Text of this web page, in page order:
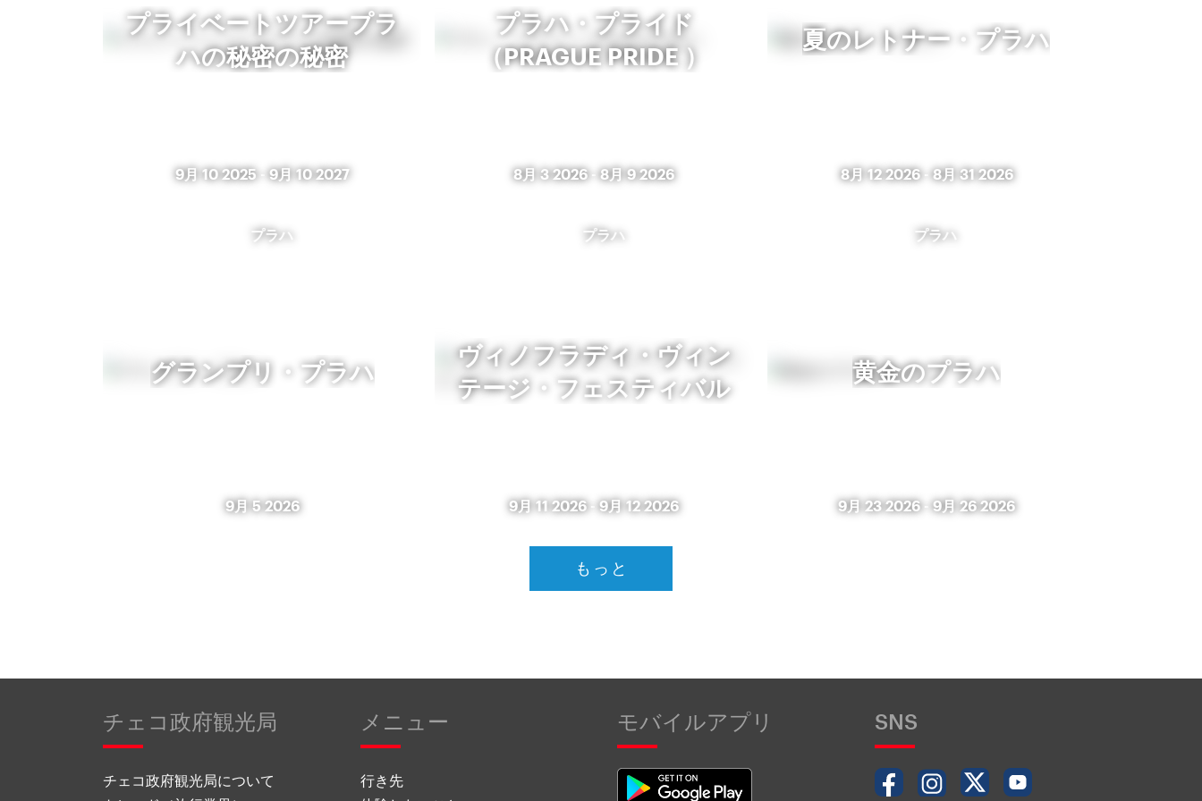
プライベートツアープラ
ハの秘密の秘密
9月 10 2025 9月 10 2027
プラハ・プライド
（PRAGUE PRIDE ）
8月 3 2026 -8月 9 2026
夏のレトナー・プラハ
8月 12 2026- 8月 31 2026
プラハ
グランプリ・プラハ
9月 5 2026
プラハ
ヴィノフラディ・ヴィン
テージ・フェスティバル
9月 11 2026 9月 12 2026
プラハ
黄金のプラハ
9月 23 2026- 9月 26 2026
もっと
チェコ政府観光局
チェコ政府観光局について
メニュー
行き先
モバイルアプリ SNS